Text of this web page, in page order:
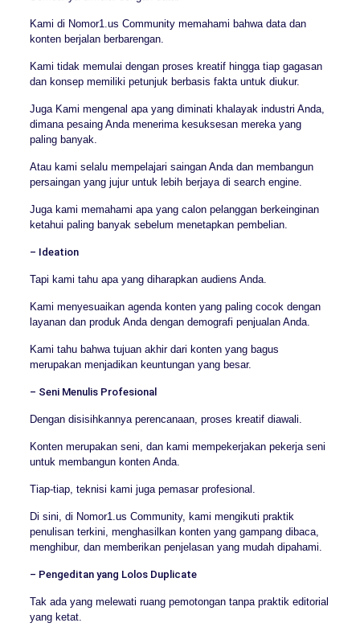
Kami di Nomor1.us Community memahami bahwa data dan
konten berjalan berbarengan.
Kami tidak memulai dengan proses kreatif hingga tiap gagasan
dan konsep memiliki petunjuk berbasis fakta untuk diukur.
Juga Kami mengenal apa yang diminati khalayak industri Anda,
dimana pesaing Anda menerima kesuksesan mereka yang
paling banyak.
Atau kami selalu mempelajari saingan Anda dan membangun
persaingan yang jujur untuk lebih berjaya di search engine.
Juga kami memahami apa yang calon pelanggan berkeinginan
ketahui paling banyak sebelum menetapkan pembelian.
– Ideation
Tapi kami tahu apa yang diharapkan audiens Anda.
Kami menyesuaikan agenda konten yang paling cocok dengan
layanan dan produk Anda dengan demografi penjualan Anda.
Kami tahu bahwa tujuan akhir dari konten yang bagus
merupakan menjadikan keuntungan yang besar.
– Seni Menulis Profesional
Dengan disisihkannya perencanaan, proses kreatif diawali.
Konten merupakan seni, dan kami mempekerjakan pekerja seni
untuk membangun konten Anda.
Tiap-tiap, teknisi kami juga pemasar profesional.
Di sini, di Nomor1.us Community, kami mengikuti praktik
penulisan terkini, menghasilkan konten yang gampang dibaca,
menghibur, dan memberikan penjelasan yang mudah dipahami.
– Pengeditan yang Lolos Duplicate
Tak ada yang melewati ruang pemotongan tanpa praktik editorial
yang ketat.